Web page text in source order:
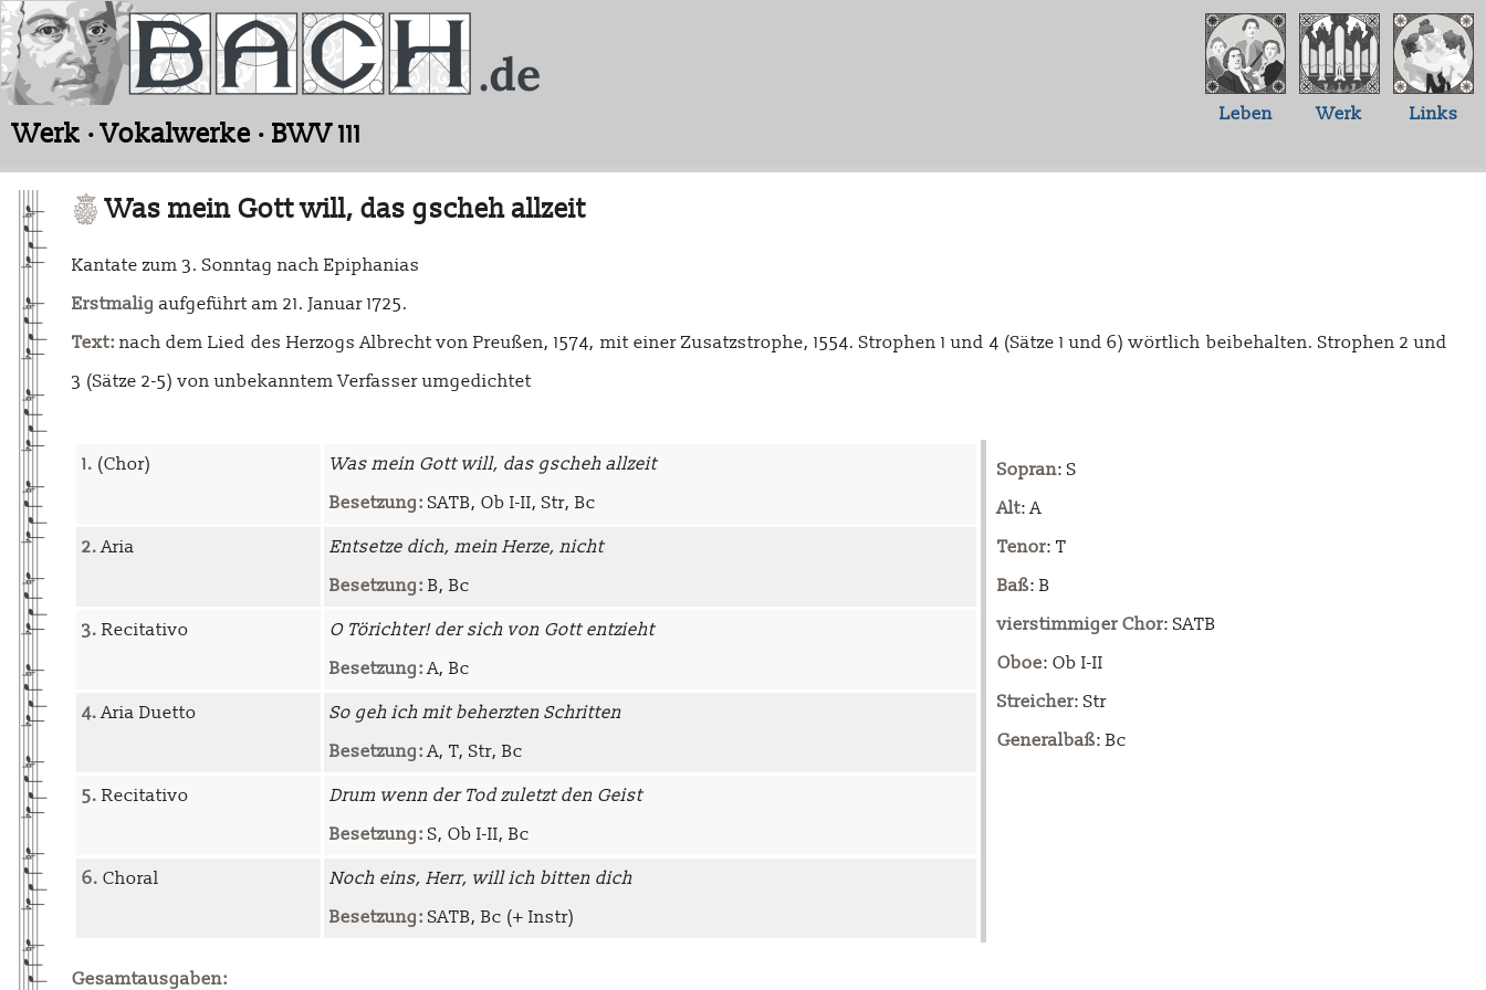
Werk · Vokalwerke · BWV 111
Leben Werk Links
Was mein Gott will, das gscheh allzeit
Kantate zum 3. Sonntag nach Epiphanias
Erstmalig aufgeführt am 21. Januar 1725.
Text: nach dem Lied des Herzogs Albrecht von Preußen, 1574, mit einer Zusatzstrophe, 1554. Strophen 1 und 4 (Sätze 1 und 6) wörtlich beibehalten. Strophen 2 und
3 (Sätze 2-5) von unbekanntem Verfasser umgedichtet
1. (Chor)
Was mein Gott will, das gscheh allzeit
Besetzung: SATB, Ob I-II, Str, Bc
2.Aria
Entsetze dich, mein Herze, nicht
Besetzung: B, Bc
3. Recitativo
O Törichter! der sich von Gott entzieht
Besetzung:A, Bc
4.Aria Duetto
So geh ich mit beherzten Schritten
Besetzung:A, T, Str, Bc
5. Recitativo
Drum wenn der Tod zuletzt den Geist
Besetzung: S, Ob I-II, Bc
6. Choral
Noch eins, Herr, will ich bitten dich
Besetzung: SATB, Bc (+ Instr)
Sopran: S
Alt: A
Tenor: T
Baß: B
vierstimmiger Chor: SATB
Oboe: Ob I-II
Streicher: Str
Generalbaß: Bc
Gesamtausgaben: